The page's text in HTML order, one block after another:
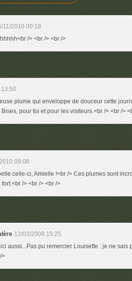
11/2010 00:18
/> <br /> <br />
plume qui enveloppe de douceur cette
pour toi et pour les visiteurs.<br /> <br />
09:08
celle-ci, Amielle !<br /> Ces plumes sont
/> <br /> <br />
12/03/2009 15:25
aussi...Pas pu remercier Louisette : je ne sais
>